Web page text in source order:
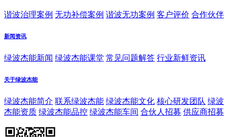
谐波治理案例 无功补偿案例 谐波无功案例 客户评价 合作伙伴
新闻资讯
绿波杰能新闻 绿波杰能课堂 常见问题解答 行业新鲜资讯
关于绿波杰能
绿波杰能简介 联系绿波杰能 绿波杰能文化 核心研发团队 绿波
杰能资质 绿波杰能品控 绿波杰能车间 合伙人招募 供应商招募